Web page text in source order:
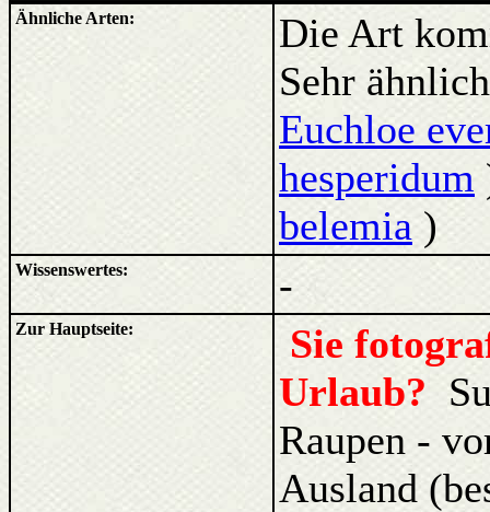
Ähnliche Arten:
Die Art
Sehr
Euchloe
hesperidum
belemia )
Wissenswertes: -
Zur Hauptseite:
Sie
Urlaub?
Raupen -
Ausland